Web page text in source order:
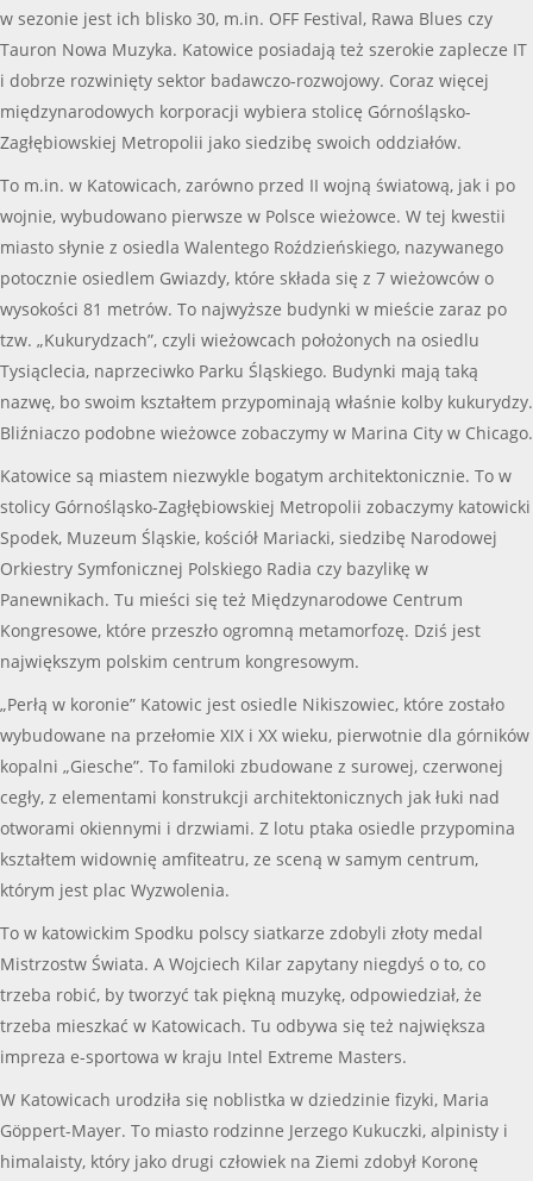
w sezonie jest ich blisko 30, m.in. OFF Festival, Rawa Blues czy
Tauron Nowa Muzyka. Katowice posiadają też szerokie zaplecze IT
i dobrze rozwinięty sektor badawczo-rozwojowy. Coraz więcej
międzynarodowych korporacji wybiera stolicę Górnośląsko-
Zagłębiowskiej Metropolii jako siedzibę swoich oddziałów.
To m.in. w Katowicach, zarówno przed II wojną światową, jak i po
wojnie, wybudowano pierwsze w Polsce wieżowce. W tej kwestii
miasto słynie z osiedla Walentego Roździeńskiego, nazywanego
potocznie osiedlem Gwiazdy, które składa się z 7 wieżowców o
wysokości 81 metrów. To najwyższe budynki w mieście zaraz po
tzw. „Kukurydzach”, czyli wieżowcach położonych na osiedlu
Tysiąclecia, naprzeciwko Parku Śląskiego. Budynki mają taką
nazwę, bo swoim kształtem przypominają właśnie kolby kukurydzy.
Bliźniaczo podobne wieżowce zobaczymy w Marina City w Chicago.
Katowice są miastem niezwykle bogatym architektonicznie. To w
stolicy Górnośląsko-Zagłębiowskiej Metropolii zobaczymy katowicki
Spodek, Muzeum Śląskie, kościół Mariacki, siedzibę Narodowej
Orkiestry Symfonicznej Polskiego Radia czy bazylikę w
Panewnikach. Tu mieści się też Międzynarodowe Centrum
Kongresowe, które przeszło ogromną metamorfozę. Dziś jest
największym polskim centrum kongresowym.
„Perłą w koronie” Katowic jest osiedle Nikiszowiec, które zostało
wybudowane na przełomie XIX i XX wieku, pierwotnie dla górników
kopalni „Giesche”. To familoki zbudowane z surowej, czerwonej
cegły, z elementami konstrukcji architektonicznych jak łuki nad
otworami okiennymi i drzwiami. Z lotu ptaka osiedle przypomina
kształtem widownię amfiteatru, ze sceną w samym centrum,
którym jest plac Wyzwolenia.
To w katowickim Spodku polscy siatkarze zdobyli złoty medal
Mistrzostw Świata. A Wojciech Kilar zapytany niegdyś o to, co
trzeba robić, by tworzyć tak piękną muzykę, odpowiedział, że
trzeba mieszkać w Katowicach. Tu odbywa się też największa
impreza e-sportowa w kraju Intel Extreme Masters.
W Katowicach urodziła się noblistka w dziedzinie fizyki, Maria
Göppert-Mayer. To miasto rodzinne Jerzego Kukuczki, alpinisty i
himalaisty, który jako drugi człowiek na Ziemi zdobył Koronę